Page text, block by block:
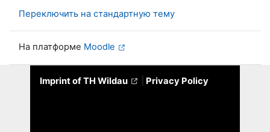
Переключить на стандартную тему
На платформе Moodle
Imprint of TH Wildau Privacy Policy